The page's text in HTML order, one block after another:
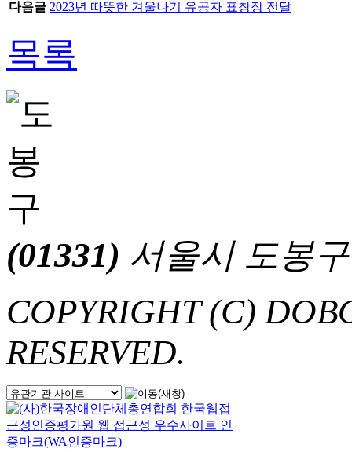
다음글 2023년 따뜻한 겨울나기 유공자 표창장 전달
목록
(01331) 서울시 도봉
COPYRIGHT (C)
RESERVED.